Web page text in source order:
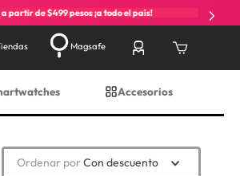
partir de $499 pesos ¡a todo el país!
Magsafe
Accesorios
Ordenar por Con descuento